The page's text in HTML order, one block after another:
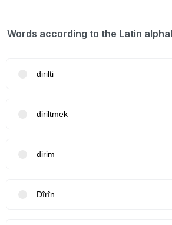
Words according to the Latin
dirilti
diriltmek
dirim
Dîrîn